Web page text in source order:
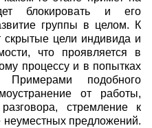
блокировать и его
группы в целом. К
скрытые цели индивида и
что проявляется в
процессу и в попытках
Примерами подобного
от работы,
стремление к
предложений.